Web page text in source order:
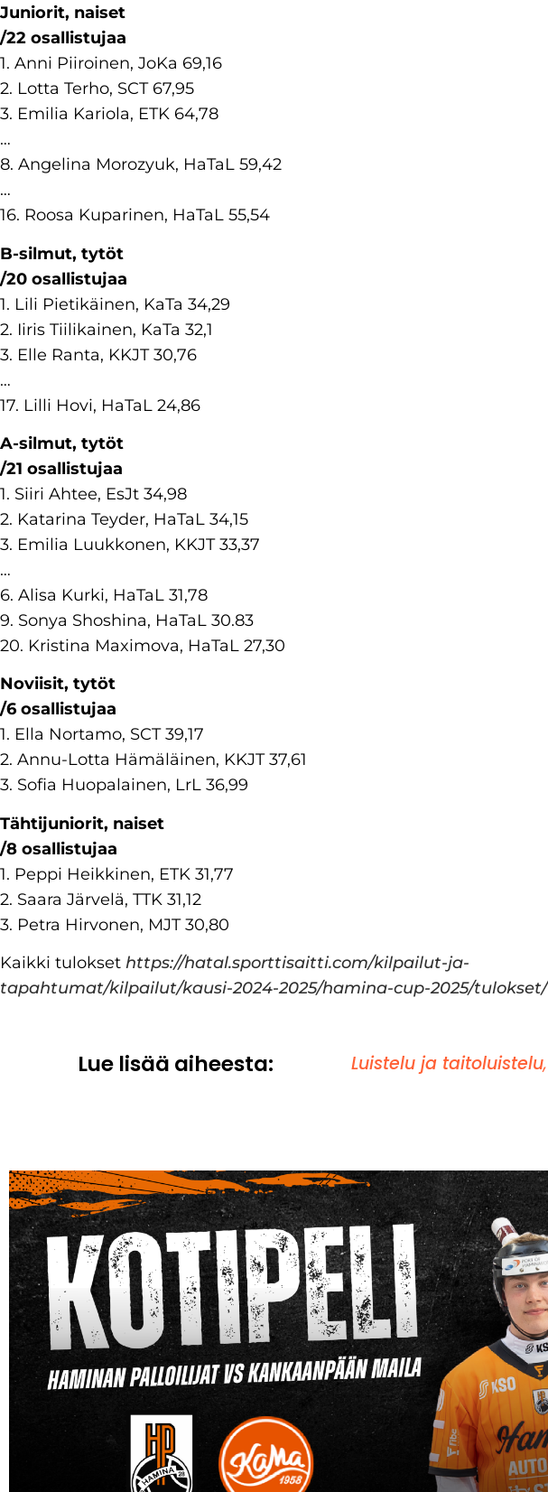
Juniorit, naiset
/22 osallistujaa
1. Anni Piiroinen, JoKa 69,16
2. Lotta Terho, SCT 67,95
3. Emilia Kariola, ETK 64,78
…
8. Angelina Morozyuk, HaTaL 59,42
…
16. Roosa Kuparinen, HaTaL 55,54
B-silmut, tytöt
/20 osallistujaa
1. Lili Pietikäinen, KaTa 34,29
2. Iiris Tiilikainen, KaTa 32,1
3. Elle Ranta, KKJT 30,76
…
17. Lilli Hovi, HaTaL 24,86
A-silmut, tytöt
/21 osallistujaa
1. Siiri Ahtee, EsJt 34,98
2. Katarina Teyder, HaTaL 34,15
3. Emilia Luukkonen, KKJT 33,37
…
6. Alisa Kurki, HaTaL 31,78
9. Sonya Shoshina, HaTaL 30.83
20. Kristina Maximova, HaTaL 27,30
Noviisit, tytöt
/6 osallistujaa
1. Ella Nortamo, SCT 39,17
2. Annu-Lotta Hämäläinen, KKJT 37,61
3. Sofia Huopalainen, LrL 36,99
Tähtijuniorit, naiset
/8 osallistujaa
1. Peppi Heikkinen, ETK 31,77
2. Saara Järvelä, TTK 31,12
3. Petra Hirvonen, MJT 30,80
Kaikki tulokset https://hatal.sporttisaitti.com/kilpailut-ja-
tapahtumat/kilpailut/kausi-2024-2025/hamina-cup-2025/tulokset/
Lue lisää aiheesta: Luistelu ja taitoluistelu,